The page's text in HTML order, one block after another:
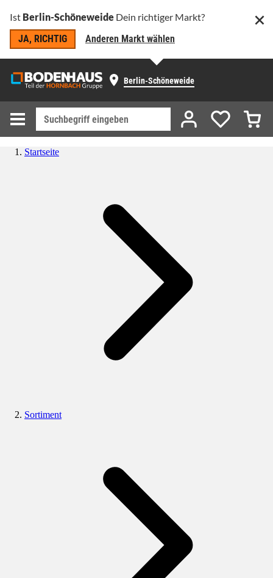
Ist Berlin-Schöneweide Dein richtiger Markt?
JA, RICHTIG
Anderen Markt wählen
Berlin-Schöneweide
Startseite
Sortiment